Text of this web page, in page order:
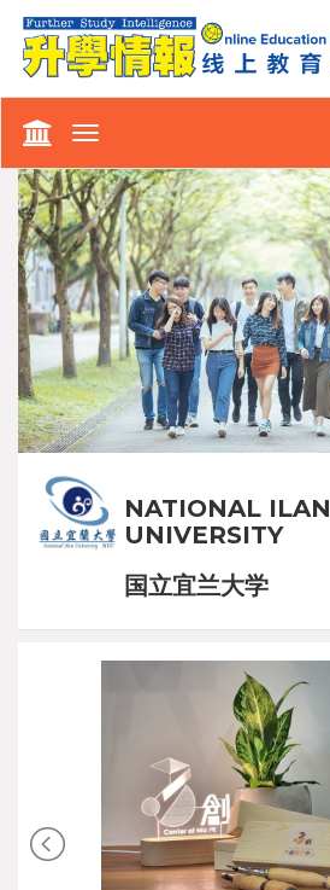
Toggle
NATIONAL ILAN
UNIVERSITY
国立宜兰大学